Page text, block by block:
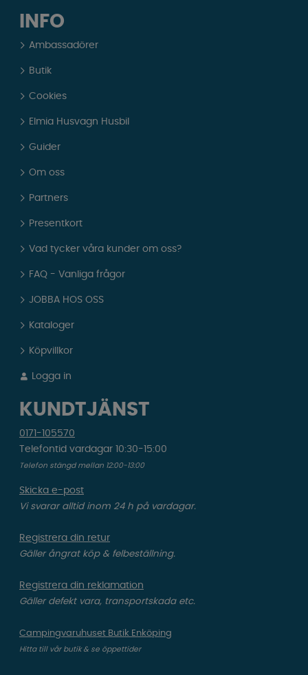
INFO
Ambassadörer
Butik
Cookies
Elmia Husvagn Husbil
Guider
Om oss
Partners
Presentkort
Vad tycker våra kunder om oss?
FAQ - Vanliga frågor
JOBBA HOS OSS
Kataloger
Köpvillkor
Logga in
KUNDTJÄNST
0171-105570
Telefontid vardagar 10:30-15:00
Telefon stängd mellan 12:00-13:00
Skicka e-post
Vi svarar alltid inom 24 h på vardagar.
Registrera din retur
Gäller ångrat köp & felbeställning.
Registrera din reklamation
Gäller defekt vara, transportskada etc.
Campingvaruhuset Butik Enköping
Hitta till vår butik & se öppettider